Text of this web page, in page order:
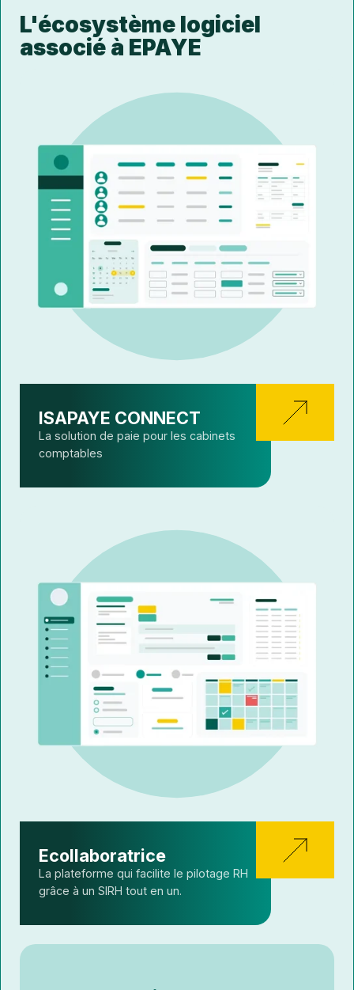
L'écosystème logiciel
associé à EPAYE
ISAPAYE CONNECT
La solution de paie pour les cabinets
comptables
Ecollaboratrice
La plateforme qui facilite le pilotage RH
grâce à un SIRH tout en un.